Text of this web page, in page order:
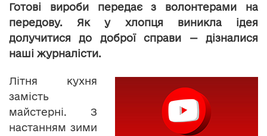
Готові вироби передає з волонтерами на
передову. Як у хлопця виникла ідея
долучитися до доброї справи — дізналися
наші журналісти.
Літня кухня
замість
майстерні. З
настанням зими